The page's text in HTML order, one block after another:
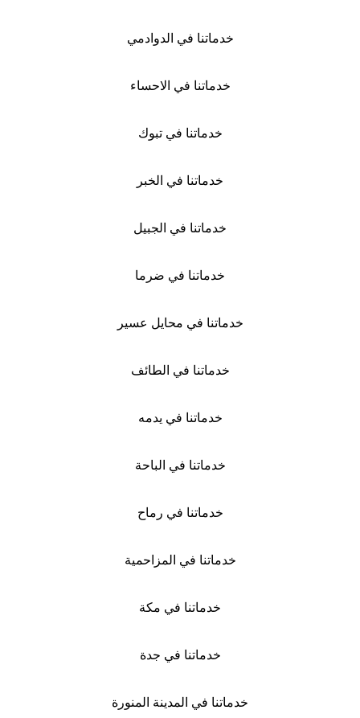
خدماتنا في الدوادمي
خدماتنا في الاحساء
خدماتنا في تبوك
خدماتنا في الخبر
خدماتنا في الجبيل
خدماتنا في ضرما
خدماتنا في محايل عسير
خدماتنا في الطائف
خدماتنا في يدمه
خدماتنا في الباحة
خدماتنا في رماح
خدماتنا في المزاحمية
خدماتنا في مكة
خدماتنا في جدة
خدماتنا في المدينة المنورة